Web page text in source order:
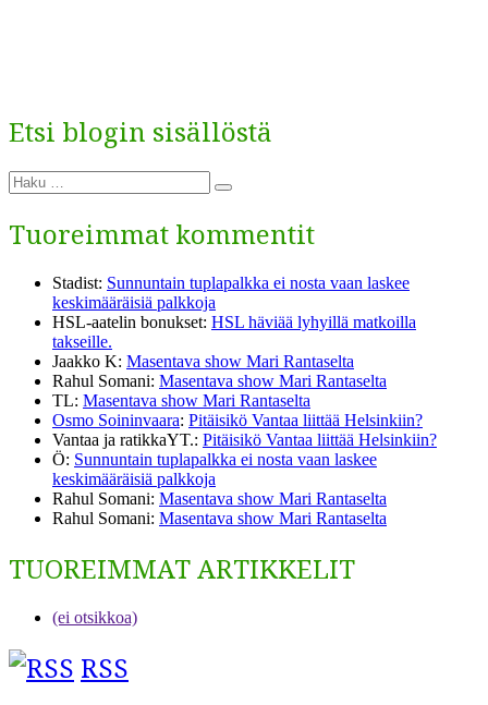
Etsi blogin sisällöstä
Etsi:
Haku
Tuoreimmat kommentit
Stadist: Sunnuntain tuplapalkka ei nosta vaan laskee
keskimääräisiä palkkoja
HSL-aatelin bonukset: HSL häviää lyhyillä matkoilla
takseille.
Jaakko K: Masentava show Mari Rantaselta
Rahul Somani: Masentava show Mari Rantaselta
TL: Masentava show Mari Rantaselta
Osmo Soininvaara: Pitäisikö Vantaa liittää Helsinkiin?
Vantaa ja ratikkaYT.: Pitäisikö Vantaa liittää Helsinkiin?
Ö: Sunnuntain tuplapalkka ei nosta vaan laskee
keskimääräisiä palkkoja
Rahul Somani: Masentava show Mari Rantaselta
Rahul Somani: Masentava show Mari Rantaselta
TUOREIMMAT ARTIKKELIT
(ei otsikkoa)
RSS